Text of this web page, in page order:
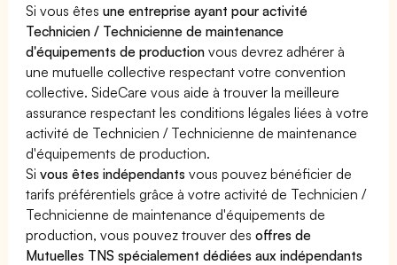
Si vous êtesune entreprise ayant pour activité
Technicien / Technicienne de maintenance
d'équipements de production vous devrez adhérer à
une mutuelle collective respectant votre convention
collective. SideCare vous aide à trouver la meilleure
assurance respectant les conditions légales liées à votre
activité de Technicien / Technicienne de maintenance
d'équipements de production.
Sivous êtes indépendants vous pouvez bénéficier de
tarifs préférentiels grâce à votre activité de Technicien /
Technicienne de maintenance d'équipements de
production, vous pouvez trouver desoffres de
Mutuelles TNS spécialement dédiées aux indépendants